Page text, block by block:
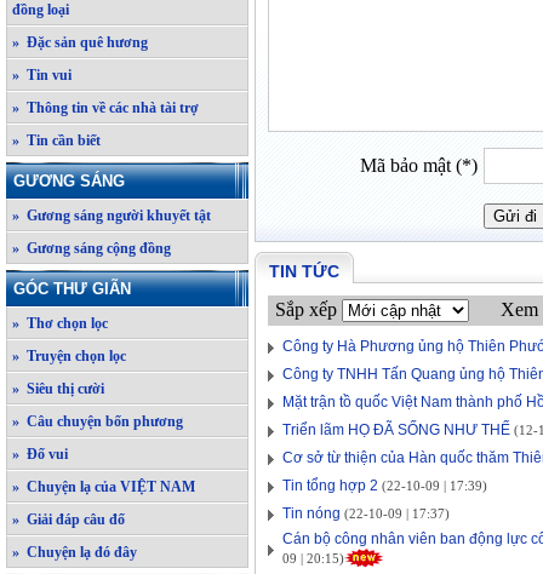
đồng loại
» Đặc sản quê hương
» Tin vui
» Thông tin về các nhà tài trợ
» Tin cần biết
GƯƠNG SÁNG
» Gương sáng người khuyết tật
» Gương sáng cộng đồng
GÓC THƯ GIÃN
» Thơ chọn lọc
» Truyện chọn lọc
» Siêu thị cười
» Câu chuyện bốn phương
» Đố vui
» Chuyện lạ của VIỆT NAM
» Giải đáp câu đố
» Chuyện lạ đó đây
Mã bảo mật (*)
TIN TỨC
Sắp xếp Xem
Công ty Hà Phương ủng hộ Thiên
Công ty TNHH Tấn Quang ủng hộ
Mặt trận tồ quốc Việt Nam thành phố
Triển lãm HỌ ĐÃ SỐNG NHƯ THẾ (12-
Cơ sở từ thiện của Hàn quốc thăm
Tin tổng hợp 2 (22-10-09 | 17:39)
Tin nóng (22-10-09 | 17:37)
Cán bộ công nhân viên ban động lực
09 | 20:15)